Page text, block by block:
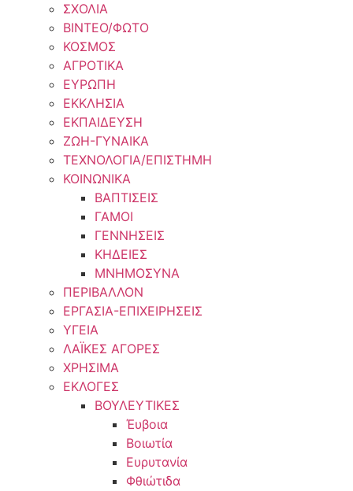
ΣΧΟΛΙΑ
ΒΙΝΤΕΟ/ΦΩΤΟ
ΚΟΣΜΟΣ
ΑΓΡΟΤΙΚΑ
ΕΥΡΩΠΗ
ΕΚΚΛΗΣΙΑ
ΕΚΠΑΙΔΕΥΣΗ
ΖΩΗ-ΓΥΝΑΙΚΑ
ΤΕΧΝΟΛΟΓΙΑ/ΕΠΙΣΤΗΜΗ
ΚΟΙΝΩΝΙΚΑ
ΒΑΠΤΙΣΕΙΣ
ΓΑΜΟΙ
ΓΕΝΝΗΣΕΙΣ
ΚΗΔΕΙΕΣ
ΜΝΗΜΟΣΥΝΑ
ΠΕΡΙΒΑΛΛΟΝ
ΕΡΓΑΣΙΑ-ΕΠΙΧΕΙΡΗΣΕΙΣ
ΥΓΕΙΑ
ΛΑΪΚΕΣ ΑΓΟΡΕΣ
ΧΡΗΣΙΜΑ
ΕΚΛΟΓΕΣ
ΒΟΥΛΕΥΤΙΚΕΣ
Έυβοια
Βοιωτία
Ευρυτανία
Φθιώτιδα